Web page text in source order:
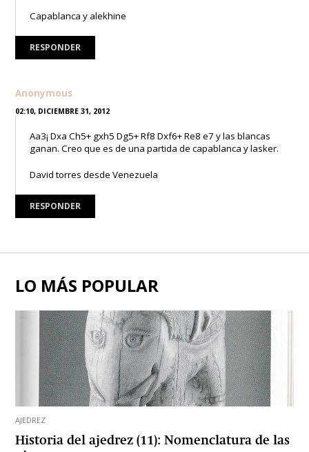
Capablanca y alekhine
RESPONDER
Anonymous
02:10, DICIEMBRE 31, 2012
Aa3¡ Dxa Ch5+ gxh5 Dg5+ Rf8 Dxf6+ Re8 e7 y las blancas
ganan. Creo que es de una partida de capablanca y lasker.
David torres desde Venezuela
RESPONDER
LO MÁS POPULAR
AJEDREZ
Historia del ajedrez (11): Nomenclatura de las